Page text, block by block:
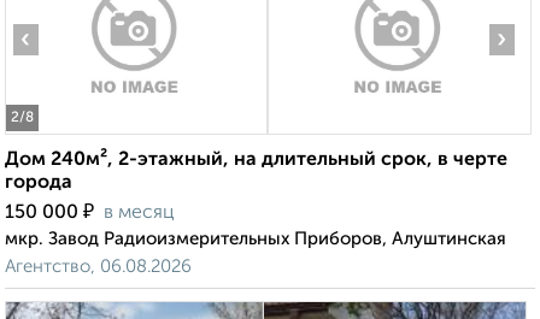
2/8
‹ ›
Дом 240м², 2-этажный, на длительный срок, в черте
города
150 000 ₽ в месяц
мкр. Завод Радиоизмерительных Приборов, Алуштинская
Агентство, 06.08.2026